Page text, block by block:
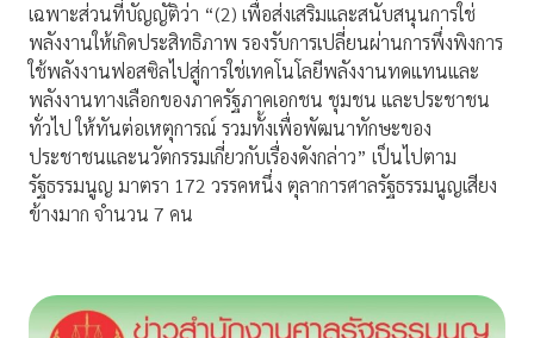
เฉพาะส่วนที่บัญญัติว่า “(2) เพื่อส่งเสริมและสนับสนุนการใช่
พลังงานให้เกิดประสิทธิภาพ รองรับการเปลี่ยนผ่านการพึ่งพิงการ
ใช้พลังงานฟอสซิลไปสู่การใช่เทคโนโลยีพลังงานทดแทนและ
พลังงานทางเลือกของภาครัฐภาคเอกชน ชุมชน และประชาชน
ทั่วไป ให้ทันต่อเหตุการณ์ รวมทั้งเพื่อพัฒนาทักษะของ
ประชาชนและนวัตกรรมเกี่ยวกับเรื่องดังกล่าว” เป็นไปตาม
รัฐธรรมนูญ มาตรา 172 วรรคหนึ่ง ตุลาการศาลรัฐธรรมนูญเสียง
ข้างมาก จำนวน 7 คน